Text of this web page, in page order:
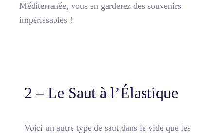
Méditerranée, vous en garderez des souvenirs
impérissables !
2 – Le Saut à l’Élastique
Voici un autre type de saut dans le vide que les